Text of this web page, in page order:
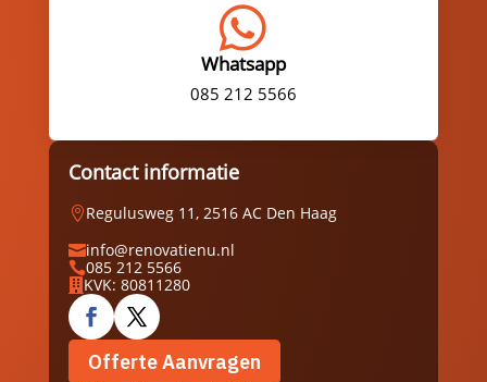

Whatsapp
085 212 5566
Contact informatie
Regulusweg 11, 2516 AC Den Haag
info@renovatienu.nl
085 212 5566
 KVK: 80811280
Offerte Aanvragen